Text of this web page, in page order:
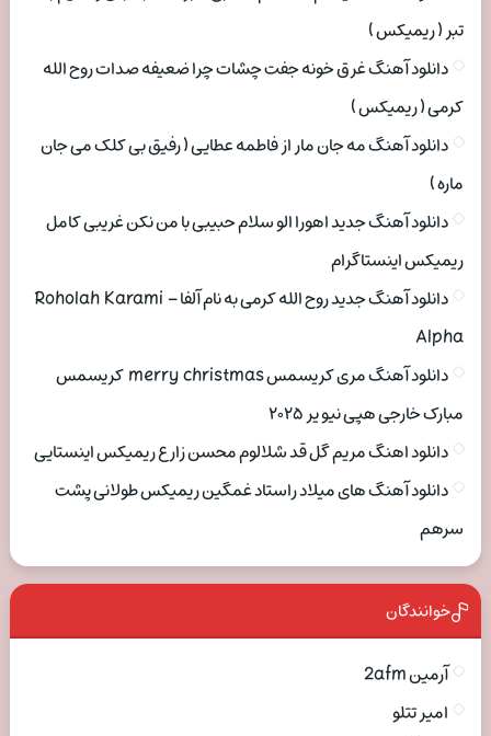
تبر ( ریمیکس )
دانلود آهنگ غرق خونه جفت چشات چرا ضعیفه صدات روح الله
کرمی ( ریمیکس )
دانلود آهنگ مه جان مار از فاطمه عطایی ( رفیق بی کلک می جان
ماره )
دانلود آهنگ جدید اهورا الو سلام حبیبی با من نکن غریبی کامل
ریمیکس اینستاگرام
دانلود آهنگ جدید روح الله کرمی به نام آلفا Roholah Karami –
Alpha
دانلود آهنگ مری کریسمس merry christmas کریسمس
مبارک خارجی هپی نیو یر ۲۰۲۵
دانلود اهنگ مریم گل قد شلالوم محسن زارع ریمیکس اینستایی
دانلود آهنگ های میلاد راستاد غمگین ریمیکس طولانی پشت
سرهم
خوانندگان
آرمین 2afm
امیر تتلو